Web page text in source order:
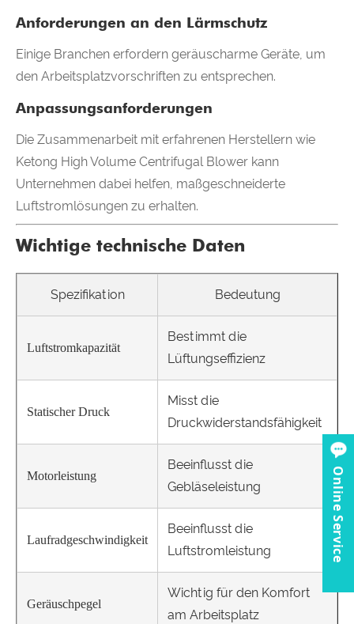
Anforderungen an den Lärmschutz
Einige Branchen erfordern geräuscharme Geräte, um
den Arbeitsplatzvorschriften zu entsprechen.
Anpassungsanforderungen
Die Zusammenarbeit mit erfahrenen Herstellern wie
Ketong High Volume Centrifugal Blower kann
Unternehmen dabei helfen, maßgeschneiderte
Luftstromlösungen zu erhalten.
Wichtige technische Daten
Spezifikation Bedeutung
Luftstromkapazität
Bestimmt die
Lüftungseffizienz
Statischer Druck
Misst die
Druckwiderstandsfähigkeit
Motorleistung
Beeinflusst die
Gebläseleistung
Laufradgeschwindigkeit
Beeinflusst die
Luftstromleistung
Geräuschpegel
Wichtig für den Komfort
am Arbeitsplatz
Online Service